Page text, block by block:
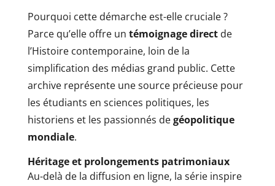
Pourquoi cette démarche est-elle cruciale ?
Parce qu’elle offre un témoignage directde
l’Histoire contemporaine, loin de la
simplification des médias grand public. Cette
archive représente une source précieuse pour
les étudiants en sciences politiques, les
historiens et les passionnés degéopolitique
mondiale.
Héritage et prolongements patrimoniaux
Au-delà de la diffusion en ligne, la série inspire